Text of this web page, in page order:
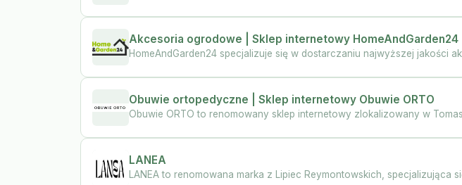
Akcesoria ogrodowe | Sklep internetowy HomeAndGarden24
HomeAndGarden24 specjalizuje się w dostarczaniu najwyższej jakości
Obuwie ortopedyczne | Sklep internetowy Obuwie ORTO
Obuwie ORTO to renomowany sklep internetowy zlokalizowany w
LANEA
LANEA to renomowana marka z Lipiec Reymontowskich, specjalizująca